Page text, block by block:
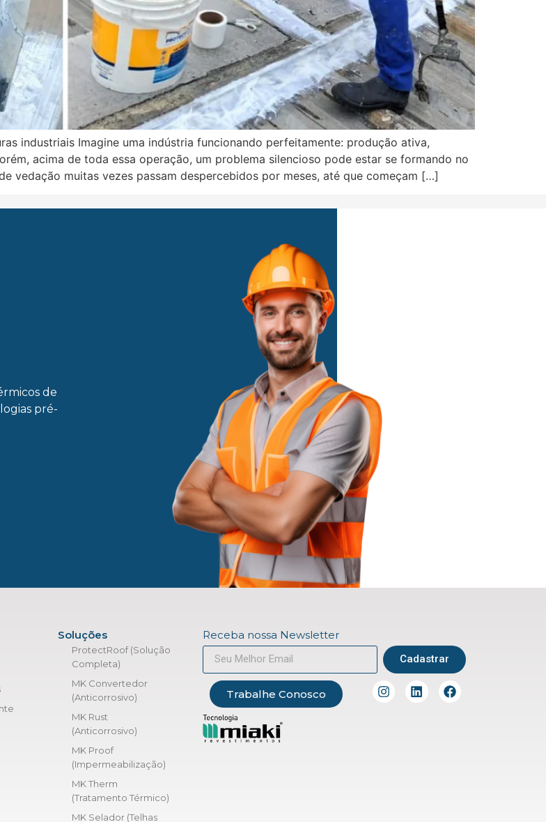
industriais Imagine uma indústria funcionando perfeitamente: produção ativa,
acima de toda essa operação, um problema silencioso pode estar se formando no
vedação muitas vezes passam despercebidos por meses, até que começam […]
de
pré-
Soluções
ProtectRoof (Solução
Completa)
MK Convertedor
(Anticorrosivo)
MK Rust
(Anticorrosivo)
MK Proof
(Impermeabilização)
MK Therm
(Tratamento Térmico)
MK Selador (Telhas
Receba nossa Newsletter
Cadastrar
Trabalhe Conosco